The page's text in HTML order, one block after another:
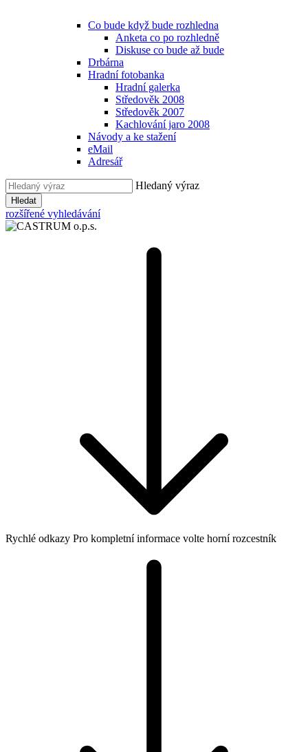
Co bude když bude rozhledna
Anketa co po rozhledně
Diskuse co bude až bude
Drbárna
Hradní fotobanka
Hradní galerka
Středověk 2008
Středověk 2007
Kachlování jaro 2008
Návody a ke stažení
eMail
Adresář
Hledaný výraz
Hledat
rozšířené vyhledávání
Rychlé odkazy Pro kompletní informace volte horní rozcestník